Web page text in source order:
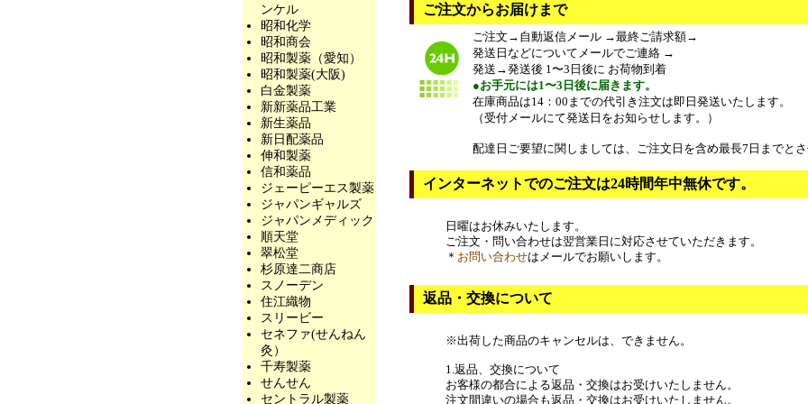
ご注文からお届けまで
ご注文→自動返信メール →最終ご請求額→
発送日などについてメールでご連絡 →
発送→発送後 1〜3日後に お荷物到着
●お手元には1〜3日後に届きます。
在庫商品は14：00までの代引き注文は即日発送いたします。
（受付メールにて発送日をお知らせします。）
配達日ご要望に関しましては、ご注文日を含め最長7日までとさ
インターネットでのご注文は24時間年中無休です。
日曜はお休みいたします。
ご注文・問い合わせは翌営業日に対応させていただきます。
＊ お問い合わせはメールでお願いします。
返品・交換について
※出荷した商品のキャンセルは、できません。
1.返品、交換について
お客様の都合による返品・交換はお受けいたしません。
注文間違いの場合も返品・交換はお受けいたしません。
ンケル
昭和化学
昭和商会
昭和製薬（愛知）
昭和製薬(大阪)
白金製薬
新新薬品工業
新生薬品
新日配薬品
伸和製薬
信和薬品
ジェーピーエス製薬
ジャパンギャルズ
ジャパンメディック
順天堂
翠松堂
杉原達二商店
スノーデン
住江織物
スリービー
セネファ(せんねん
灸）
千寿製薬
せんせん
セントラル製薬